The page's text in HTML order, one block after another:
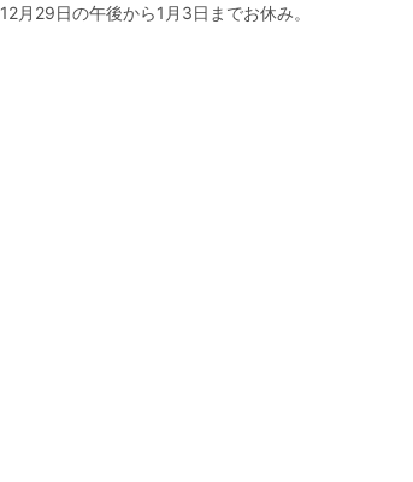
12月29日の午後から1月3日までお休み。